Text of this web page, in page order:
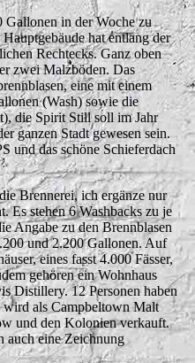
Gallonen in der Woche zu
hat entlang der
Rechtecks. Ganz oben
zwei Malzböden. Das
eine mit einem
(Wash) sowie die
die Spirit Still soll im Jahr
ganzen Stadt gewesen sein.
und das schöne Schieferdach
Brennerei, ich ergänze nur
Es stehen 6 Washbacks zu je
Angabe zu den Brennblasen
und 2.200 Gallonen. Auf
eines fasst 4.000 Fässer,
gehören ein Wohnhaus
Distillery. 12 Personen haben
als Campbeltown Malt
und den Kolonien verkauft.
auch eine Zeichnung